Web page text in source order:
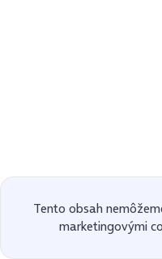
Tento obsah
marketingovými